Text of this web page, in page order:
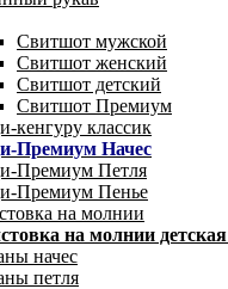
Свитшот мужской
Свитшот женский
Свитшот детский
Свитшот Премиум
кенгуру классик
Премиум Начес
Премиум Петля
Премиум Пенье
на молнии
на молнии детская
начес
петля